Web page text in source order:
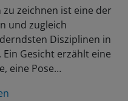
zu zeichnen ist eine der
und zugleich
Disziplinen in
Ein Gesicht erzählt eine
eine Pose…